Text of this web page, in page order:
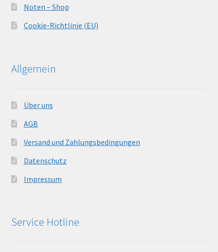
Noten – Shop
Cookie-Richtlinie (EU)
Allgemein
Über uns
AGB
Versand und Zahlungsbedingungen
Datenschutz
Impressum
Service Hotline